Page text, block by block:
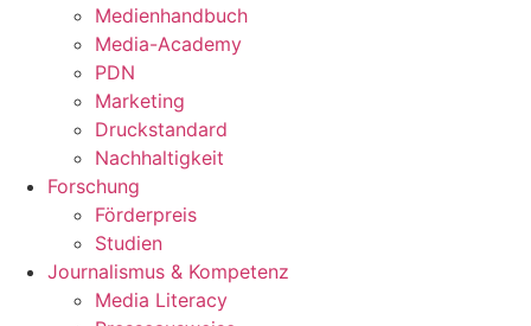
Medienhandbuch
Media-Academy
PDN
Marketing
Druckstandard
Nachhaltigkeit
Forschung
Förderpreis
Studien
Journalismus & Kompetenz
Media Literacy